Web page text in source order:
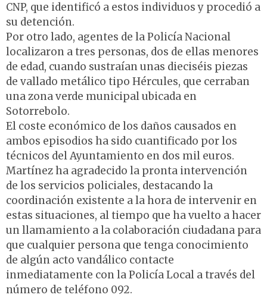
CNP, que identificó a estos individuos y procedió a
su detención.
Por otro lado, agentes de la Policía Nacional
localizaron a tres personas, dos de ellas menores
de edad, cuando sustraían unas dieciséis piezas
de vallado metálico tipo Hércules, que cerraban
una zona verde municipal ubicada en
Sotorrebolo.
El coste económico de los daños causados en
ambos episodios ha sido cuantificado por los
técnicos del Ayuntamiento en dos mil euros.
Martínez ha agradecido la pronta intervención
de los servicios policiales, destacando la
coordinación existente a la hora de intervenir en
estas situaciones, al tiempo que ha vuelto a hacer
un llamamiento a la colaboración ciudadana para
que cualquier persona que tenga conocimiento
de algún acto vandálico contacte
inmediatamente con la Policía Local a través del
número de teléfono 092.